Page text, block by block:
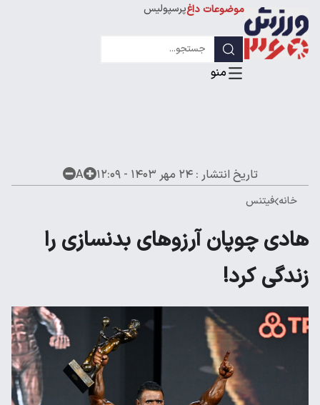
موضوعات داغپرسپولیس
لیگ قهرمانان
تاریخ انتشار :۲۴ مهر ۱۴۰۳ - ۱۲:۰۹ A
خانه فیتنس
هادی چوپان آرزوهای بدنسازی را
زندگی کرد!